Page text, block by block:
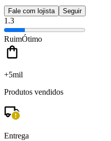
Fale com lojista Seguir
1.3
RuimÓtimo
+5mil
Produtos vendidos
Entrega